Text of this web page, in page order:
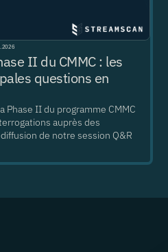
II du CMMC : les
questions en
Phase II du programme CMMC
auprès des
de notre session Q&R